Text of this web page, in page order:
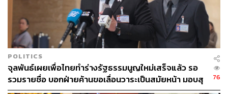
POLITICS
จุลพันธ์เผยเพื่อไทยทำร่างรัฐธรรมนูญใหม่เสร็จแล้ว รอ
รวมรายชื่อ บอกฝ่ายค้านขอเลื่อนวาระเป็นสมัยหน้า มอบสุ
ทินแจงรายละเอียด
76